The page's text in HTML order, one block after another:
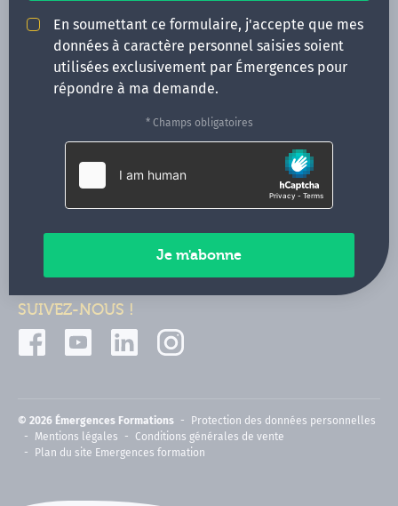
En soumettant ce formulaire, j'accepte que mes
données à caractère personnel saisies soient
utilisées exclusivement par Émergences pour
répondre à ma demande.
* Champs obligatoires
INFOS PRATIQUES
Qui sommes-nous ?
CONTACT
35000 Rennes
02 99 05 25 47
Contactez-nous
Paiements sécurisés
SUIVEZ-NOUS !
© 2026 Émergences Formations
Protection des données personnelles
Mentions légales
Conditions générales de vente
Plan du site Emergences formation